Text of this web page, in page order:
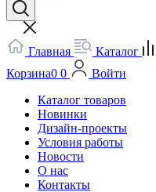
Главная Каталог
Корзина0 0
Войти
Каталог товаров
Новинки
Дизайн-проекты
Условия работы
Новости
О нас
Контакты